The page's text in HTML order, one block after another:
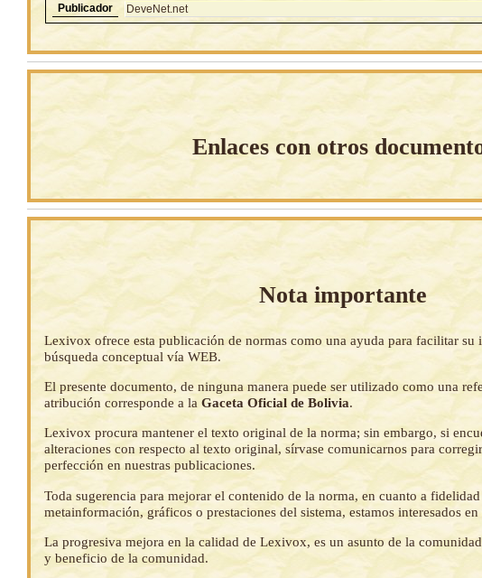
Publicador
DeveNet.net
Enlaces con otros
Nota importante
Lexivox ofrece esta publicación de normas como una ayuda para facilitar su
búsqueda conceptual vía WEB.
El presente documento, de ninguna manera puede ser utilizado como una
atribución corresponde a laGaceta Oficial de Bolivia.
Lexivox procura mantener el texto original de la norma; sin embargo, si
alteraciones con respecto al texto original, sírvase comunicarnos para
perfección en nuestras publicaciones.
Toda sugerencia para mejorar el contenido de la norma, en cuanto a
metainformación, gráficos o prestaciones del sistema, estamos interesados
La progresiva mejora en la calidad de Lexivox, es un asunto de la
y beneficio de la comunidad.